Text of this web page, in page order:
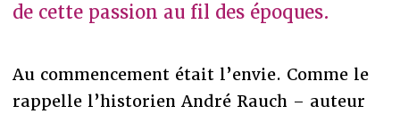
de cette passion au fil des époques.
Au commencement était l’envie. Comme le
rappelle l’historien André Rauch – auteur